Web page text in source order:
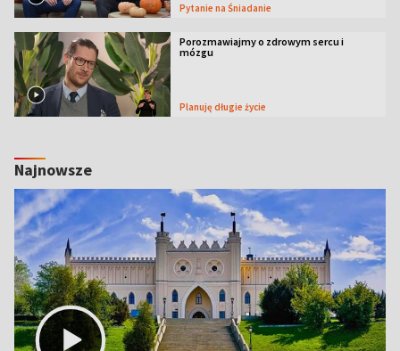
Pytanie na Śniadanie
Porozmawiajmy o zdrowym sercu i
mózgu
Planuję długie życie
Najnowsze